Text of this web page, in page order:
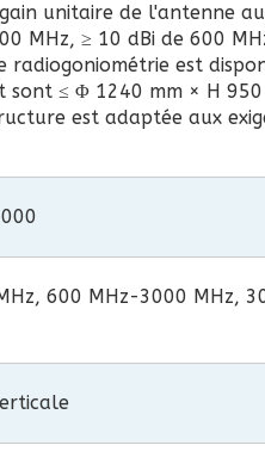
unitaire de l'antenne
MHz, ≥ 10 dBi de 600
radiogoniométrie est
sont ≤ Φ 1240 mm × H
est adaptée aux
600 MHz-3000 MHz,